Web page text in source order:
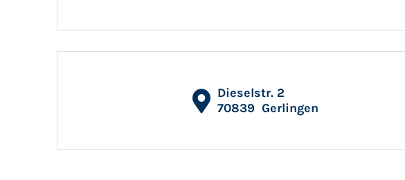
Dieselstr. 2
70839 Gerlingen